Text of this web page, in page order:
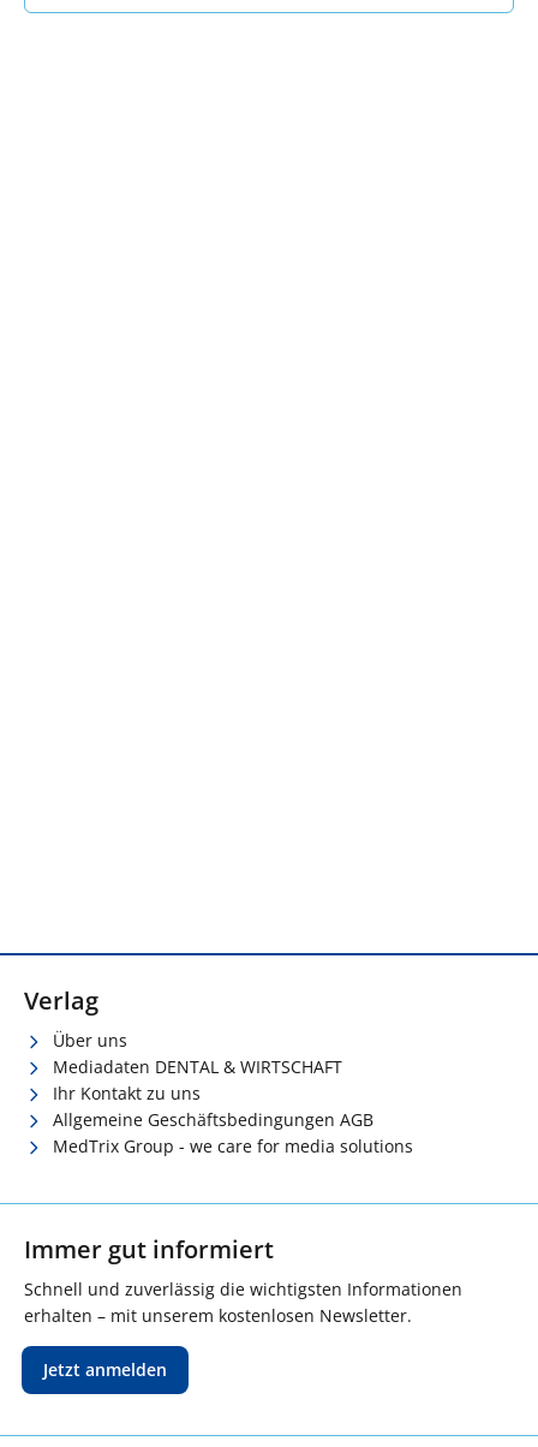
Verlag
Über uns
Mediadaten DENTAL & WIRTSCHAFT
Ihr Kontakt zu uns
Allgemeine Geschäftsbedingungen AGB
MedTrix Group - we care for media solutions
Immer gut informiert
Schnell und zuverlässig die wichtigsten Informationen
erhalten – mit unserem kostenlosen Newsletter.
Jetzt anmelden